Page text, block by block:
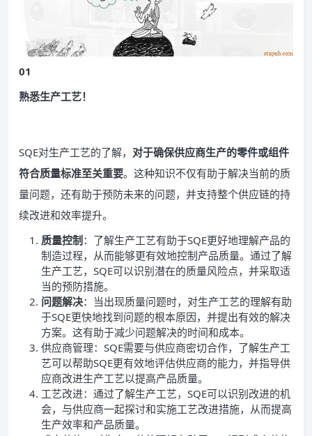
01
熟悉生产工艺！
SQE对生产工艺的了解， 对于确保供应商生产的零件或组件
符合质量标准至关重要。这种知识不仅有助于解决当前的质
量问题，还有助于预防未来的问题，并支持整个供应链的持
续改进和效率提升。
质量控制 ：了解生产工艺有助于SQE更好地理解产品的
制造过程，从而能够更有效地控制产品质量。通过了解
生产工艺，SQE可以识别潜在的质量风险点，并采取适
当的预防措施。
问题解决：当出现质量问题时，对生产工艺的理解有助
于SQE更快地找到问题的根本原因，并提出有效的解决
方案。这有助于减少问题解决的时间和成本。
供应商管理：SQE需要与供应商密切合作，了解生产工
艺可以帮助SQE更有效地评估供应商的能力，并指导供
应商改进生产工艺以提高产品质量。
工艺改进：通过了解生产工艺，SQE可以识别改进的机
会，与供应商一起探讨和实施工艺改进措施，从而提高
生产效率和产品质量。